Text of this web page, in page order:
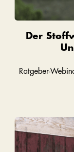
Der
Ratgeber-